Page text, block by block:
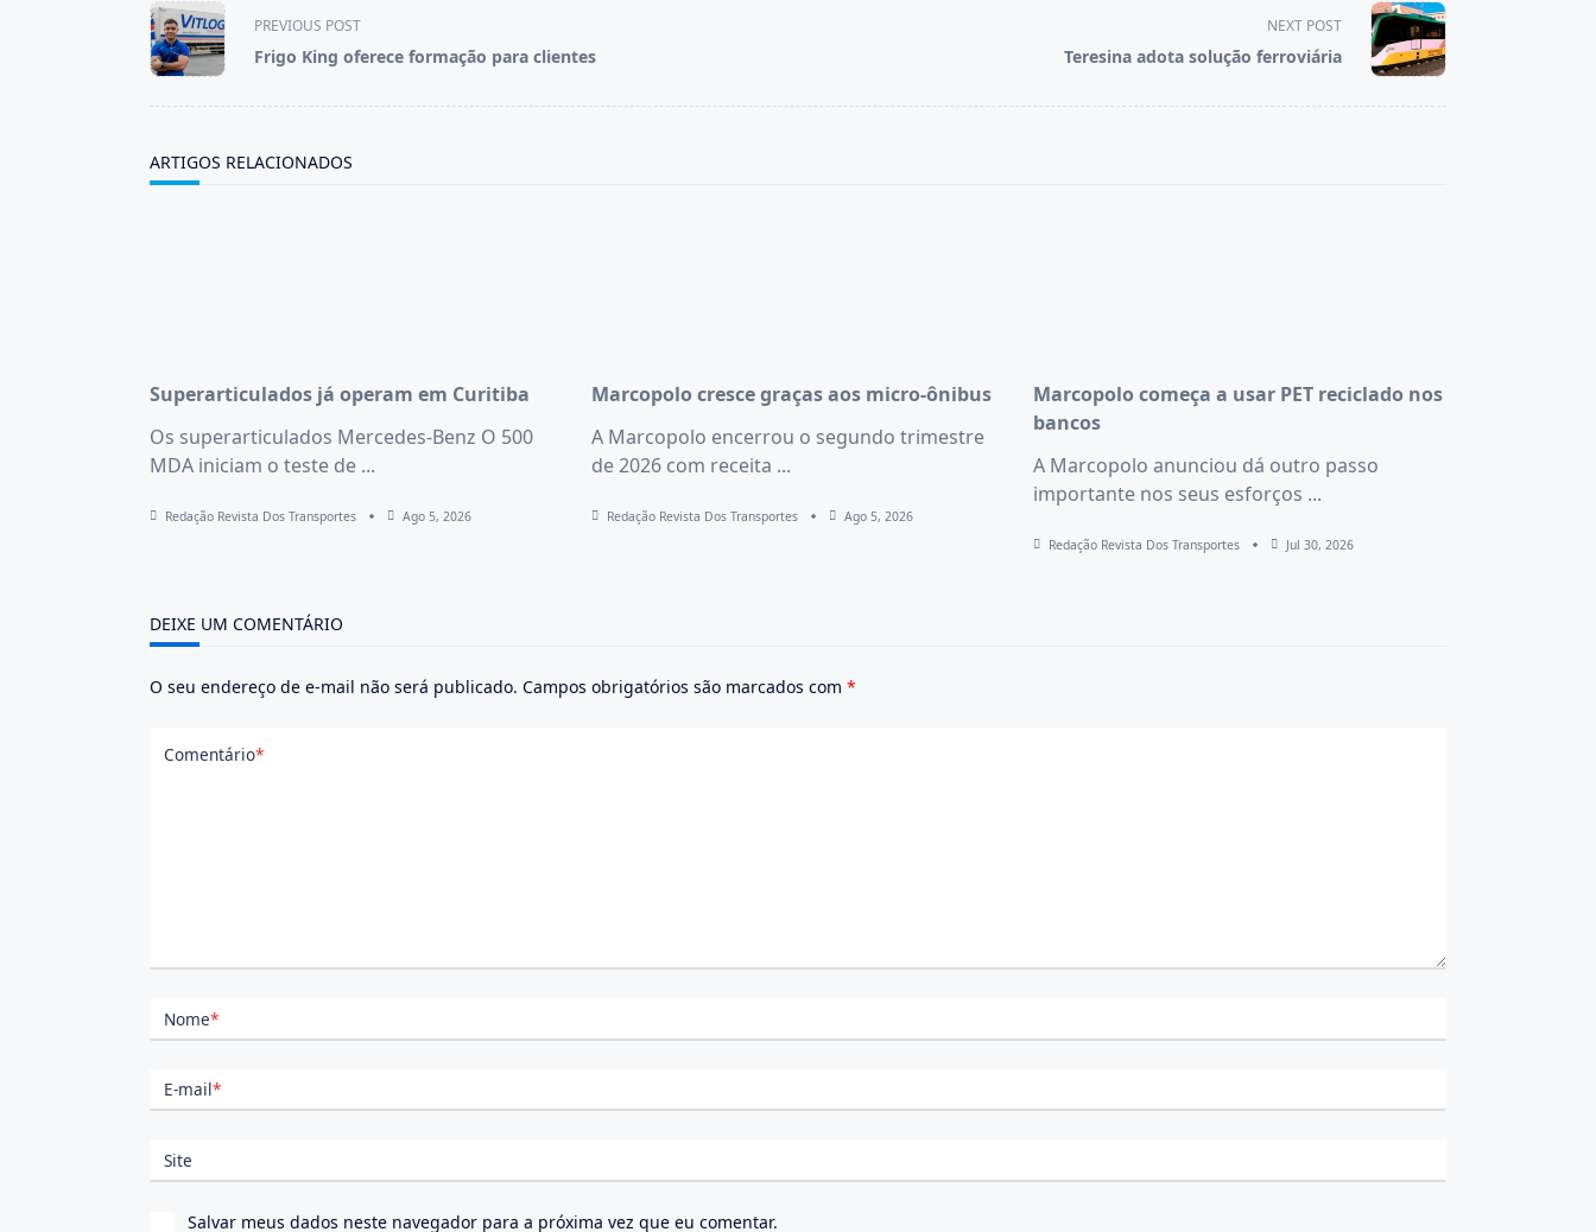
<span
class="nav-
subtitle
screen-
text">Page</span>
PREVIOUS POST
Frigo King oferece formação para clientes
NEXT POST
Teresina adota solução ferroviária
ARTIGOS RELACIONADOS
Superarticulados já operam em Curitiba
Os superarticulados Mercedes-Benz O 500
MDA iniciam o teste de ...
Redação Revista Dos Transportes Ago 5, 2026
Marcopolo cresce graças aos micro-ônibus
A Marcopolo encerrou o segundo trimestre
de 2026 com receita ...
Redação Revista Dos Transportes Ago 5, 2026
Marcopolo começa a usar PET reciclado nos
bancos
A Marcopolo anunciou dá outro passo
importante nos seus esforços ...
Redação Revista Dos Transportes Jul 30, 2026
DEIXE UM COMENTÁRIO
O seu endereço de e-mail não será publicado. Campos obrigatórios são marcados com *
Comentário*
Nome*
E-mail*
Site
Salvar meus dados neste navegador para a próxima vez que eu comentar.